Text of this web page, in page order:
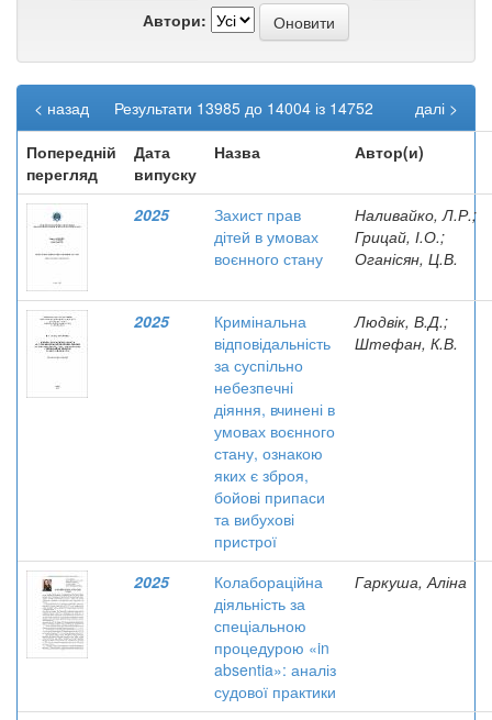
Автори:
Результати 13985 до 14004 із 14752
< назад
далі >
Попередній
перегляд
Дата
випуску
Назва Автор(и)
2025
Захист прав
дітей в умовах
воєнного стану
Наливайко, Л.Р.;
Грицай, І.О.;
Оганісян, Ц.В.
2025
Кримінальна
відповідальність
за суспільно
небезпечні
діяння, вчинені в
умовах воєнного
стану, ознакою
яких є зброя,
бойові припаси
та вибухові
пристрої
Людвік, В.Д.;
Штефан, К.В.
2025
Колабораційна
діяльність за
спеціальною
процедурою «in
absentia»: аналіз
судової практики
Гаркуша, Аліна